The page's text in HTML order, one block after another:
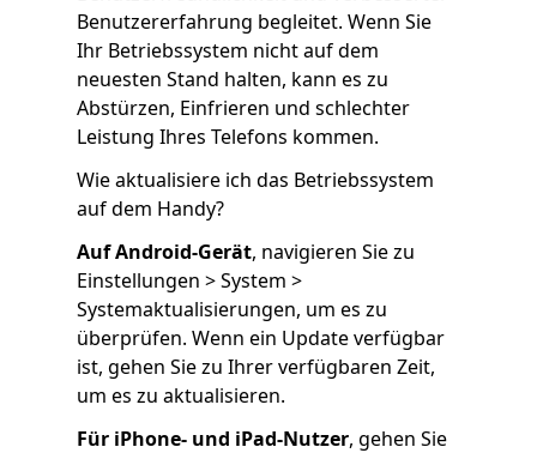
Benutzererfahrung begleitet. Wenn Sie
Ihr Betriebssystem nicht auf dem
neuesten Stand halten, kann es zu
Abstürzen, Einfrieren und schlechter
Leistung Ihres Telefons kommen.
Wie aktualisiere ich das Betriebssystem
auf dem Handy?
Auf Android-Gerät, navigieren Sie zu
Einstellungen > System >
Systemaktualisierungen, um es zu
überprüfen. Wenn ein Update verfügbar
ist, gehen Sie zu Ihrer verfügbaren Zeit,
um es zu aktualisieren.
Für iPhone- und iPad-Nutzer, gehen Sie